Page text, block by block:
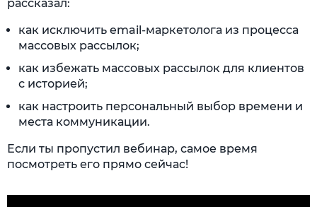
рассказал:
как исключить email-маркетолога из процесса
массовых рассылок;
как избежать массовых рассылок для клиентов
с историей;
как настроить персональный выбор времени и
места коммуникации.
Если ты пропустил вебинар, самое время
посмотреть его прямо сейчас!